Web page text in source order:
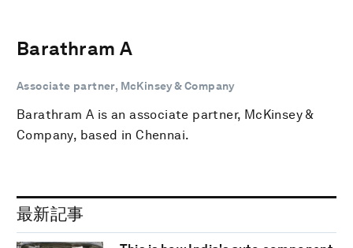
Barathram A
Associate partner, McKinsey & Company
Barathram A is an associate partner, McKinsey &
Company, based in Chennai.
最新記事